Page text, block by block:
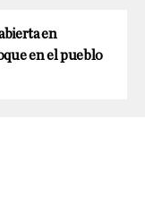
en
en el pueblo